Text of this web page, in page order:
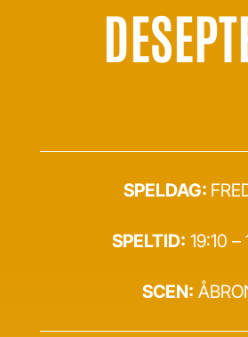
SPELDAG:
SPELTID: 19:10 –
SCEN: